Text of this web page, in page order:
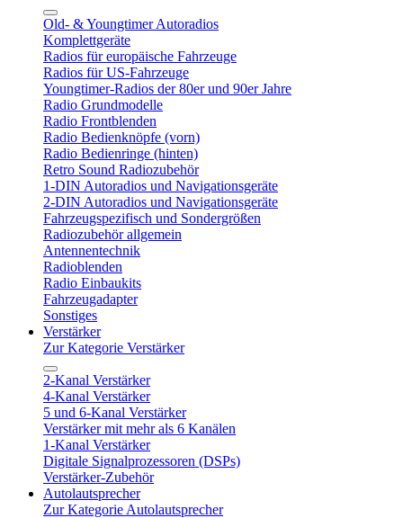
Old- & Youngtimer Autoradios
Komplettgeräte
Radios für europäische Fahrzeuge
Radios für US-Fahrzeuge
Youngtimer-Radios der 80er und 90er Jahre
Radio Grundmodelle
Radio Frontblenden
Radio Bedienknöpfe (vorn)
Radio Bedienringe (hinten)
Retro Sound Radiozubehör
1-DIN Autoradios und Navigationsgeräte
2-DIN Autoradios und Navigationsgeräte
Fahrzeugspezifisch und Sondergrößen
Radiozubehör allgemein
Antennentechnik
Radioblenden
Radio Einbaukits
Fahrzeugadapter
Sonstiges
Verstärker
Zur Kategorie Verstärker
2-Kanal Verstärker
4-Kanal Verstärker
5 und 6-Kanal Verstärker
Verstärker mit mehr als 6 Kanälen
1-Kanal Verstärker
Digitale Signalprozessoren (DSPs)
Verstärker-Zubehör
Autolautsprecher
Zur Kategorie Autolautsprecher